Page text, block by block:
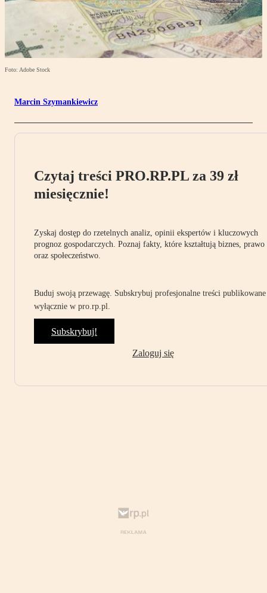
Foto: Adobe Stock
Marcin Szymankiewicz
Czytaj treści PRO.RP.PL za 39 zł
miesięcznie!
Zyskaj dostęp do rzetelnych analiz, opinii ekspertów i kluczowych
prognoz gospodarczych. Poznaj fakty, które kształtują biznes, prawo
oraz społeczeństwo.
Buduj swoją przewagę. Subskrybuj profesjonalne treści publikowane
wyłącznie w pro.rp.pl.
Subskrybuj!
Zaloguj się